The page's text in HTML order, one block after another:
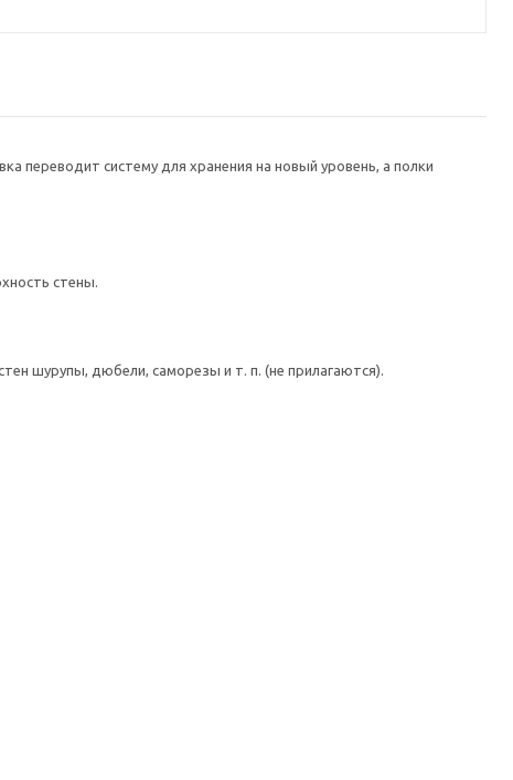
систему для хранения на новый уровень, а полки
стены.
шурупы, дюбели, саморезы и т. п. (не прилагаются).